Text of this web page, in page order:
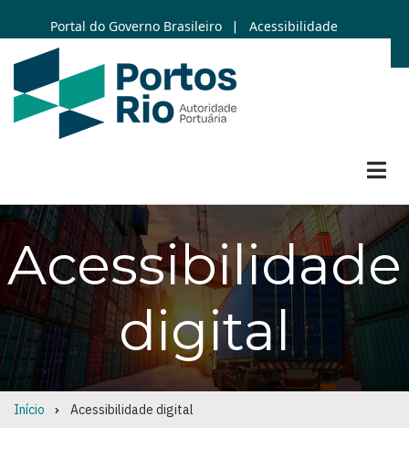
to
main
content
Portal do Governo Brasileiro | Acessibilidade
Acessibilidade
digital
Breadcrumb
Início Acessibilidade digital